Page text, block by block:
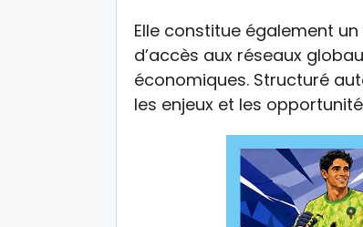
Elle constitue également
d’accès aux réseaux
économiques. Structuré
les enjeux et les